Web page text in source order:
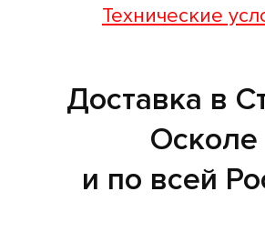
Технические
Доставка в
Осколе
и по всей